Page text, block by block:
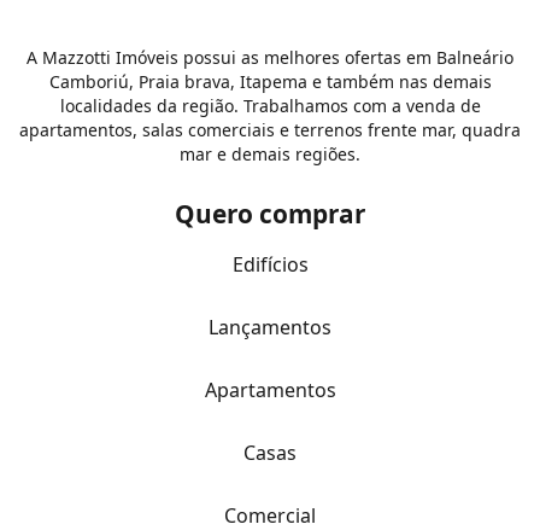
A Mazzotti Imóveis possui as melhores ofertas em Balneário
Camboriú, Praia brava, Itapema e também nas demais
localidades da região. Trabalhamos com a venda de
apartamentos, salas comerciais e terrenos frente mar, quadra
mar e demais regiões.
Quero comprar
Edifícios
Lançamentos
Apartamentos
Casas
Comercial